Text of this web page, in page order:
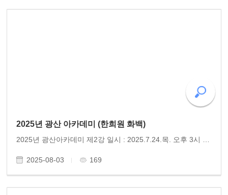
2025년 광산 아카데미 (한희원 화백)
2025-08-03 169